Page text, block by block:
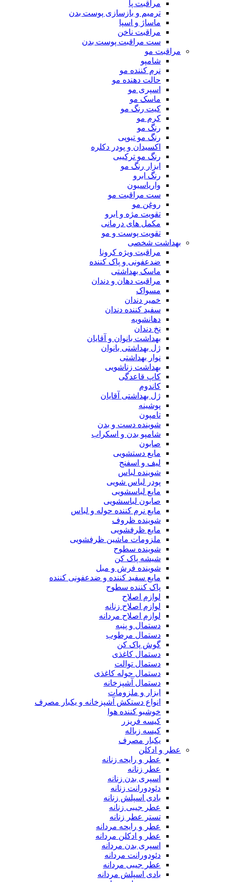
مراقبت پا
ترمیم و بازسازی پوست بدن
ماساژ و اسپا
مراقبت ناخن
ست مراقبت پوست بدن
مراقبت مو
شامپو
نرم کننده مو
حالت دهنده مو
اسپری مو
ماسک مو
کیت رنگ مو
کرم مو
رنگ مو
رنگ مو تیوپی
اکسیدان و پودر دکلره
رنگ مو ترکیبی
ابزار رنگ مو
رنگ ابرو
واریاسیون
ست مراقبت مو
روغن مو
تقویت مژه و ابرو
مکمل های درمانی
تقویت پوست و مو
بهداشت شخصی
مراقبت ویژه کرونا
ضدعفونی و پاک کننده
ماسک بهداشتی
مراقبت دهان و دندان
مسواک
خمیر دندان
سفید کننده دندان
دهانشویه
نخ دندان
بهداشت بانوان و آقایان
ژل بهداشتی بانوان
نوار بهداشتی
بهداشت زناشویی
کاپ قاعدگی
کاندوم
ژل بهداشتی آقایان
پوشینه
تامپون
شوینده دست و بدن
شامپو بدن و اسکراب
صابون
مایع دستشویی
لیف و اسفنج
شوینده لباس
پودر لباس شویی
مایع لباسشویی
صابون لباسشویی
مایع نرم کننده حوله و لباس
شوینده ظروف
مایع ظرفشویی
ملزومات ماشین ظرفشویی
شوینده سطوح
شیشه پاک کن
شوینده فرش و مبل
مایع سفید کننده و ضدعفونی کننده
پاک کننده سطوح
لوازم اصلاح
لوازم اصلاح زنانه
لوازم اصلاح مردانه
دستمال و پنبه
دستمال مرطوب
گوش پاک کن
دستمال کاغذی
دستمال توالت
دستمال حوله کاغذی
دستمال آشپزخانه
ابزار و ملزومات
انواع دستکش آشپزخانه و یکبار مصرف
خوشبو کننده هوا
کیسه فریزر
کیسه زباله
یکبار مصرف
عطر و ادکلن
عطر و رایحه زنانه
عطر زنانه
اسپری بدن زنانه
دئودورانت زنانه
بادی اسپلش زنانه
عطر جیبی زنانه
تستر عطر زنانه
عطر و رایحه مردانه
عطر و ادکلن مردانه
اسپری بدن مردانه
دئودورانت مردانه
عطر جیبی مردانه
بادی اسپلش مردانه